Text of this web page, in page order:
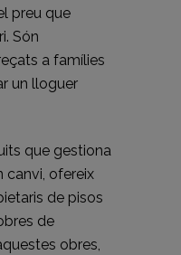
preu que
Són
a famílies
un lloguer
que gestiona
canvi, ofereix
de pisos
de
obres,